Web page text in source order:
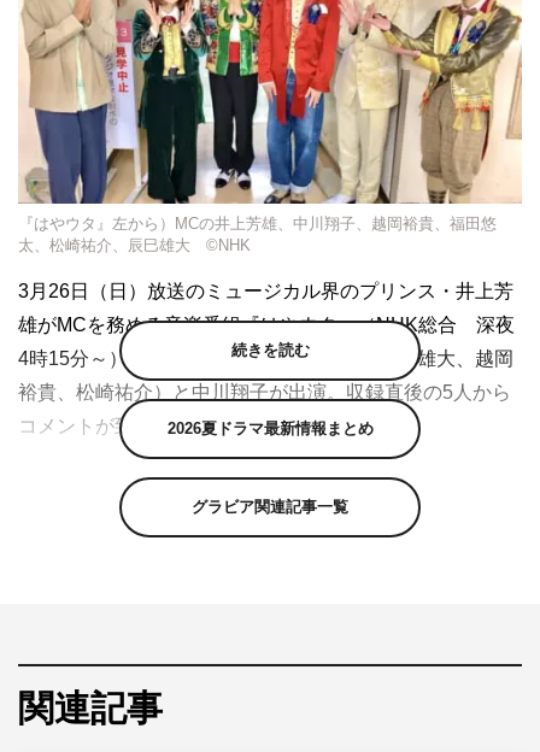
『はやウタ』左から）MCの井上芳雄、中川翔子、越岡裕貴、福田悠
太、松崎祐介、辰巳雄大 ©NHK
3月26日（日）放送のミュージカル界のプリンス・井上芳
雄がMCを務める音楽番組『はやウタ』（NHK総合 深夜
4時15分～）に、ふぉ～ゆ～（福田悠太、辰巳雄大、越岡
裕貴、松崎祐介）と中川翔子が出演。収録直後の5人から
コメントが到着した。
演歌・歌謡曲の最新曲から、近年大きな注目を集めるミュ
ージカル俳優の舞台名曲まで、多彩なジャンルの実力派歌
「SHOW BOY」は、2019年にシアタークリエでのふぉ～
ゆ～公演としては最大スケールとなる17人の多彩なキャス
続きを読む
2026夏ドラマ最新情報まとめ
グラビア関連記事一覧
関連記事